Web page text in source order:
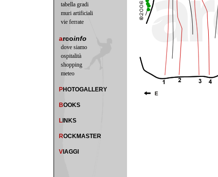
tabella gradi
muri artificiali
vie ferrate
arcoinfo
dove siamo
ospitalità
shopping
meteo
PHOTOGALLERY
BOOKS
L INKS
ROCKMASTER
V IAGGI